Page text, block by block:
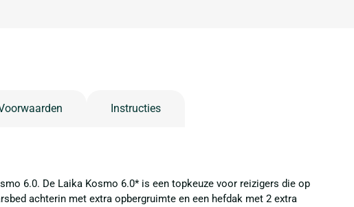
Instructies
6.0. De Laika Kosmo 6.0* is een topkeuze voor reizigers die op
achterin met extra opbergruimte en een hefdak met 2 extra